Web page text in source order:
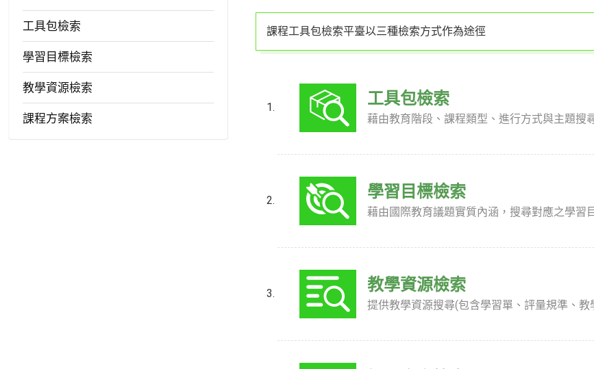
工具包檢索
學習目標檢索
教學資源檢索
課程方案檢索
課程工具包檢索平臺以三種檢索方式作為途徑
工具包檢索
藉由教育階段、課程類型、進行方式與主題搜
學習目標檢索
藉由國際教育議題實質內涵，搜尋對應之學習
教學資源檢索
提供教學資源搜尋(包含學習單、評量規準、